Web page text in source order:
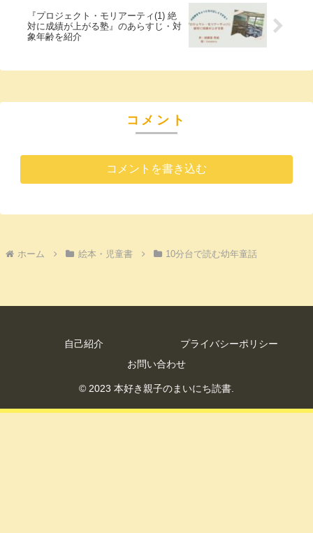
『プロジェクト・モリアーティ(1) 絶
対に成績が上がる塾』のあらすじ・対
象年齢を紹介
コメント
コメントを書き込む
ホーム 絵本・児童書 10分台で読む幼年童話
自己紹介
プライバシーポリシー
お問い合わせ
© 2023 本好き親子のまいにち読書.